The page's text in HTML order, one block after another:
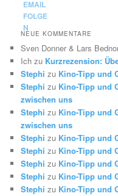
NEUE KOMMENTARE
Sven Donner & Lars
Ich zu Kurzrezension:
Stephi zu Kino-Tipp und
Stephi zu Kino-Tipp und
zwischen uns
Stephi zu Kino-Tipp und
zwischen uns
Stephi zu Kino-Tipp und
Stephi zu Kino-Tipp und
Stephi zu Kino-Tipp und
Stephi zu Kino-Tipp und
Stephi zu Kino-Tipp und